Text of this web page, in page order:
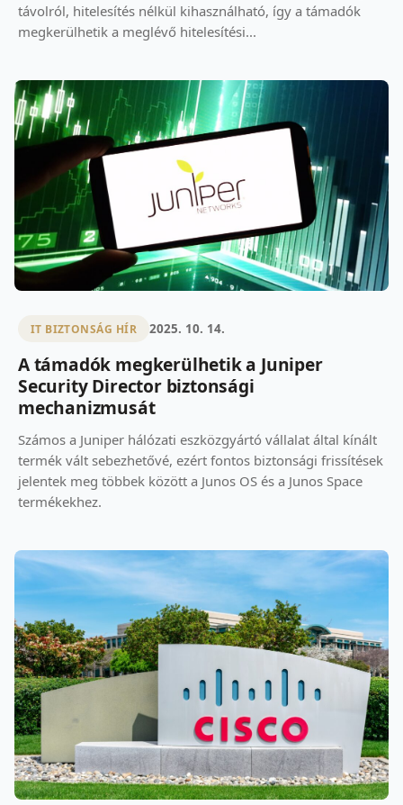
távolról, hitelesítés nélkül kihasználható, így a támadók
megkerülhetik a meglévő hitelesítési...
IT BIZTONSÁG HÍR 2025. 10. 14.
A támadók megkerülhetik a Juniper
Security Director biztonsági
mechanizmusát
Számos a Juniper hálózati eszközgyártó vállalat által kínált
termék vált sebezhetővé, ezért fontos biztonsági frissítések
jelentek meg többek között a Junos OS és a Junos Space
termékekhez.